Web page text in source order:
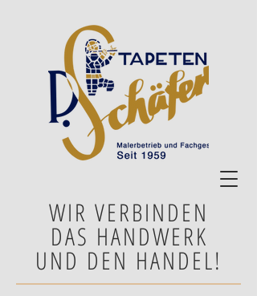
WIR VERBINDEN
DAS HANDWERK
UND DEN HANDEL!